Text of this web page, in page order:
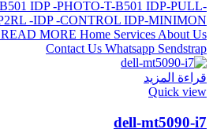
قراءة المزيد
Quick view
dell-mt5090-i7